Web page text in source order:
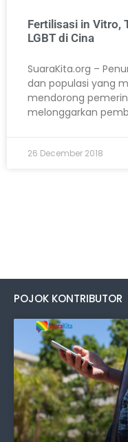
Fertilisasi in Vitro,
LGBT di Cina
SuaraKita.org –
dan populasi yang
mendorong
melonggarkan
26 December 2018
POJOK KONTRIBUTOR